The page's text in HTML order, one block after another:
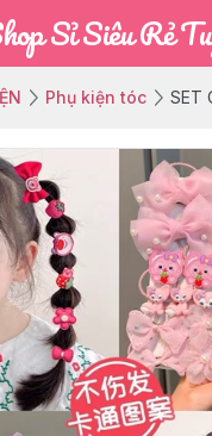
Sỉ Siêu Rẻ
Phụ kiện tóc SET